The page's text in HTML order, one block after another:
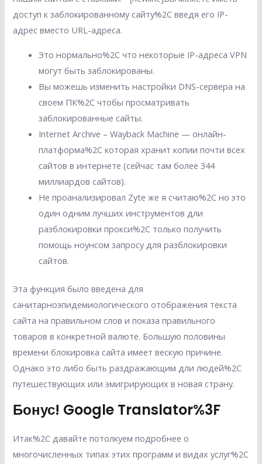
доступ к заблокированному сайту%2C введя его IP-
адрес вместо URL-адреса.
Это нормально%2C что некоторые IP-адреса VPN
могут быть заблокированы.
Вы можешь изменить настройки DNS-сервера на
своем ПК%2C чтобы просматривать
заблокированные сайты.
Internet Archive – Wayback Machine — онлайн-
платформа%2C которая хранит копии почти всех
сайтов в интернете (сейчас там более 344
миллиардов сайтов).
Не проанализировал Zyte же я считаю%2C но это
один одним лучших инструментов дли
разблокировки прокси%2C только получить
помощь ноунсом запросу для разблокировки
сайтов.
Эта функция было введена для
санитарноэпидемиологического отображения текста
сайта на правильном слов и показа правильного
товаров в конкретной валюте. Большую половины
времени блокировка сайта имеет вескую причине.
Однако это либо быть раздражающим дли людей%2C
путешествующих или эмигрирующих в новая страну.
Бонус! Google Translator%3F
Итак%2C давайте потолкуем подробнее о
многочисленных типах этих программ и видах услуг%2C